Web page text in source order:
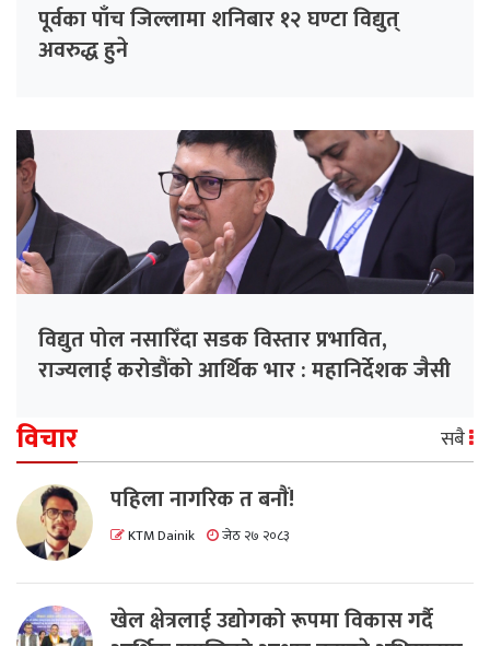
पूर्वका पाँच जिल्लामा शनिबार १२ घण्टा विद्युत्
अवरुद्ध हुने
विद्युत पोल नसारिँदा सडक विस्तार प्रभावित,
राज्यलाई करोडौंको आर्थिक भार : महानिर्देशक जैसी
विचार सबै
पहिला नागरिक त बनाैं!
KTM Dainik जेठ २७ २०८३
खेल क्षेत्रलाई उद्योगको रूपमा विकास गर्दै